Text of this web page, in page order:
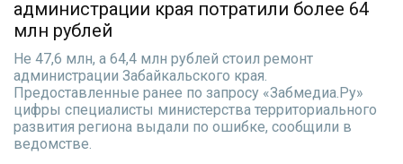
администрации края потратили более 64
млн рублей
Не 47,6 млн, а 64,4 млн рублей стоил ремонт
администрации Забайкальского края.
Предоставленные ранее по запросу «Забмедиа.Ру»
цифры специалисты министерства территориального
развития региона выдали по ошибке, сообщили в
ведомстве.